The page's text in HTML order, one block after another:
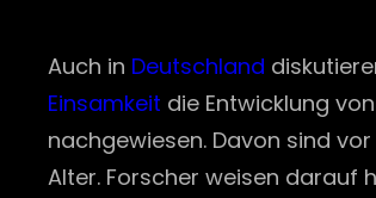
Auch in Deutschland
Einsamkeit die Entwicklung
nachgewiesen. Davon sind
Alter. Forscher weisen darauf